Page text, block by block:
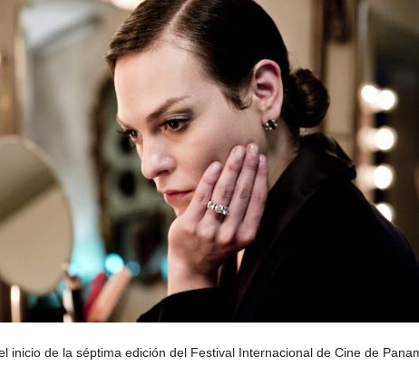
inicio de la séptima edición del Festival Internacional de Cine de